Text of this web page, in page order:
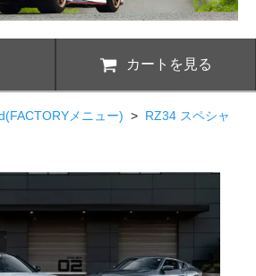
カートを見る
メニュー) > RZ34 スペシャ